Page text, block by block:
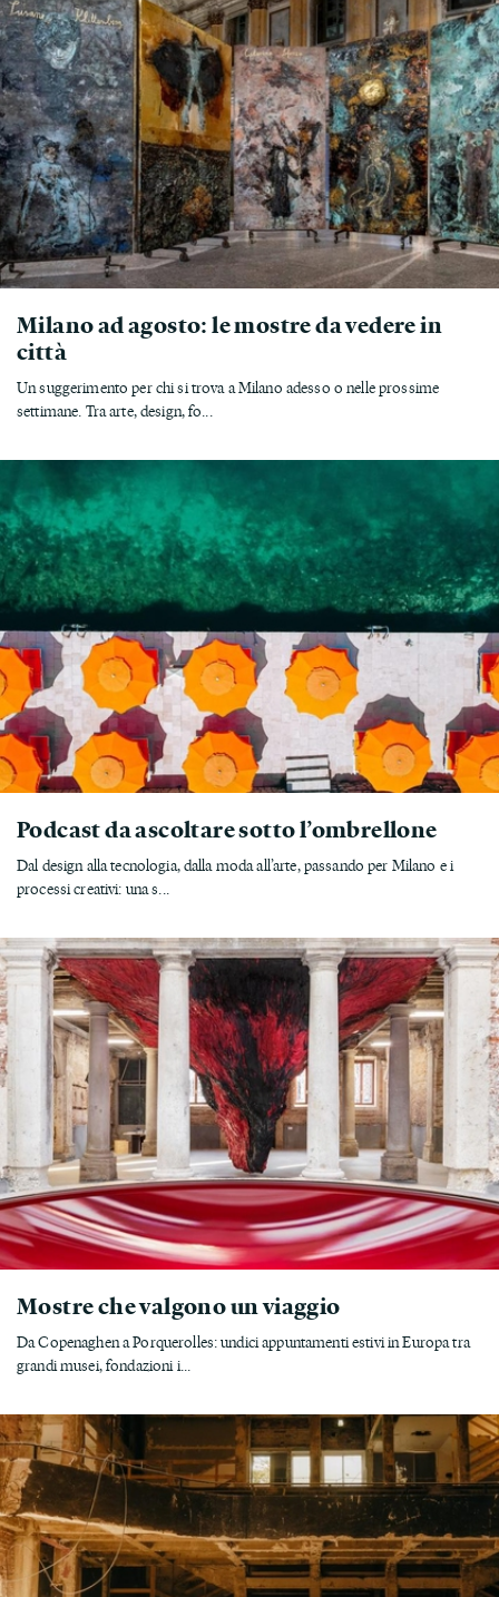
Milano ad agosto: le mostre da vedere in
città
Un suggerimento per chi si trova a Milano adesso o nelle prossime
settimane. Tra arte, design, fo...
Podcast da ascoltare sotto l’ombrellone
Dal design alla tecnologia, dalla moda all’arte, passando per Milano e i
processi creativi: una s...
Mostre che valgono un viaggio
Da Copenaghen a Porquerolles: undici appuntamenti estivi in Europa tra
grandi musei, fondazioni i...